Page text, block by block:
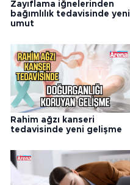
Zayıflama iğnelerinden
bağımlılık tedavisinde yeni
umut
Rahim ağzı kanseri
tedavisinde yeni gelişme